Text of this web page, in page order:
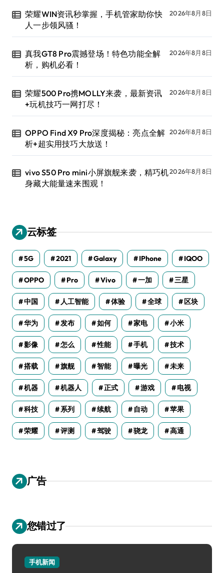
荣耀WIN资讯秒掌握，手机管家助你快
人一步领风骚！
2026年8月8日
真我GT8 Pro震撼登场！特色功能全解
析，购机必看！
2026年8月8日
荣耀500 Pro携MOLLY来袭，最新资讯
+玩机技巧一网打尽！
2026年8月8日
OPPO Find X9 Pro深度揭秘：亮点全解
析+超实用技巧大放送！
2026年8月8日
vivo S50 Pro mini小屏旗舰来袭，精巧机
身藏大能量速来围观！
2026年8月8日
云标签
5G 2021 Galaxy IPhone IQOO
OPPO Pro Vivo 一加 三星
中国 人工智能 体验 全球 区块
华为 发布 如何 家电 小米
影像 怎么 性能 手机 技术
搭载 旗舰 智能 曝光 未来
机器 机器人 正式 游戏 电视
科技 系列 续航 自动 苹果
荣耀 评测 驾驶 骁龙 高通
广告
您错过了
手机新闻